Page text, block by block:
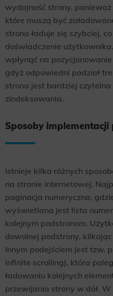
wydajność strony,
które muszą być
strona ładuje się szybciej,
doświadczenie
wpłynąć na
gdyż odpowiedni podział
strona jest bardziej czytelna
zindeksowania.
Sposoby implementacji
Istnieje kilka różnych
na stronie internetowej.
paginacja numeryczna,
wyświetlana jest lista
kolejnym podstronom.
dowolnej podstrony,
Innym podejściem jest tzw.
infinite scrolling), która
ładowaniu kolejnych
przewijania strony w dół.